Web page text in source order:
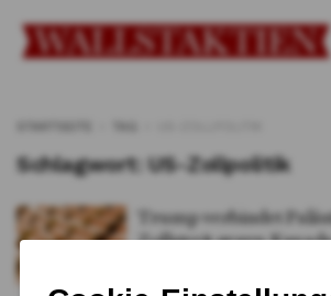
Schlagwort:US-Zollpolitik
Trump verbindet
Zollstreit gegen